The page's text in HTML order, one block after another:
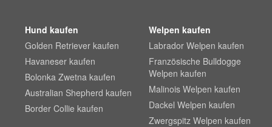
Hund kaufen
Golden Retriever kaufen
Havaneser kaufen
Bolonka Zwetna kaufen
Australian Shepherd kaufen
Border Collie kaufen
Welpen kaufen
Labrador Welpen kaufen
Französische Bulldogge
Welpen kaufen
Malinois Welpen kaufen
Dackel Welpen kaufen
Zwergspitz Welpen kaufen